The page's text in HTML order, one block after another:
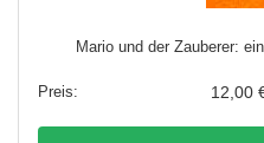
Mario und der Zauberer:
12,00